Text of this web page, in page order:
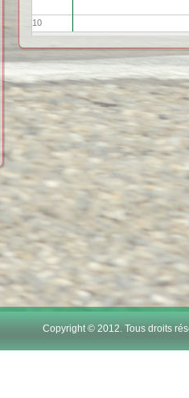
10
11
12
13
15
17
Copyright © 2012. Tous droits